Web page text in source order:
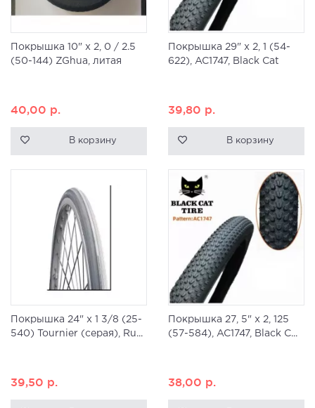
Покрышка 10" x 2, 0 / 2.5
(50-144) ZGhua, литая
40,00 р.
В корзину
Покрышка 29" x 2, 1 (54-
622), AC1747, Black Cat
39,80 р.
В корзину
Покрышка 24" x 1 3/8 (25-
540) Tournier (серая), Ru...
39,50 р.
Покрышка 27, 5" x 2, 125
(57-584), AC1747, Black C...
38,00 р.